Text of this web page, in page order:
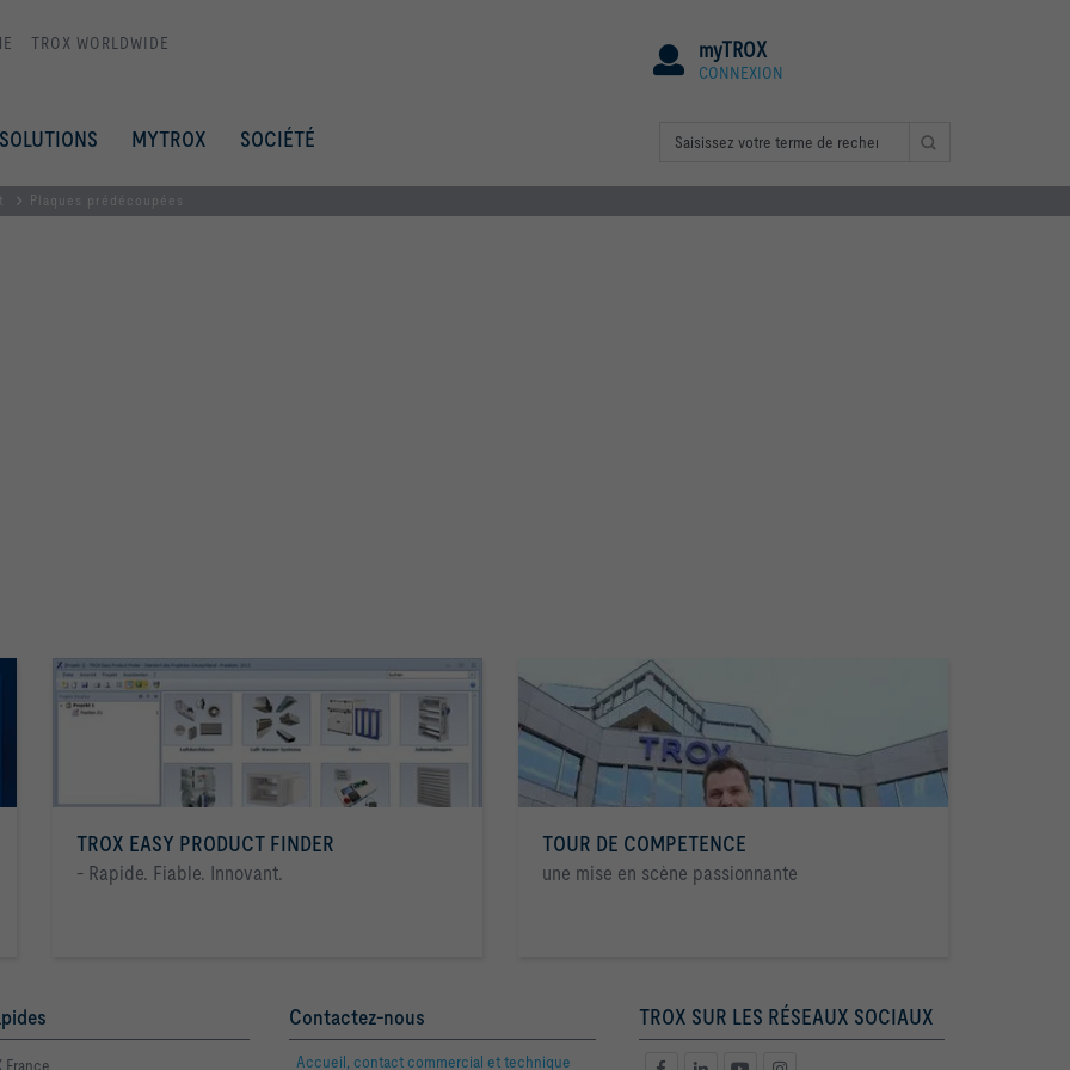
TROX WORLDWIDE myTROX
CONNEXION
SOLUTIONS MYTROX SOCIÉTÉ
Plaques prédécoupées
TROX EASY PRODUCT FINDER
- Rapide. Fiable. Innovant.
TOUR DE COMPETENCE
une mise en scène passionnante
France
Contactez-nous
Accueil, contact commercial et technique
TROX SUR LES RÉSEAUX SOCIAUX